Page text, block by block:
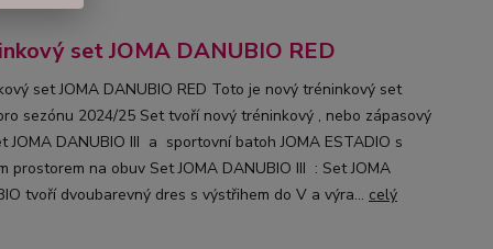
set JOMA DANUBIO RED
set JOMA DANUBIO RED Toto je nový tréninkový set
sezónu 2024/25 Set tvoří nový tréninkový , nebo zápasový
JOMA DANUBIO III a sportovní batoh JOMA ESTADIO s
prostorem na obuv Set JOMA DANUBIO III : Set JOMA
tvoří dvoubarevný dres s výstřihem do V a výra... celý